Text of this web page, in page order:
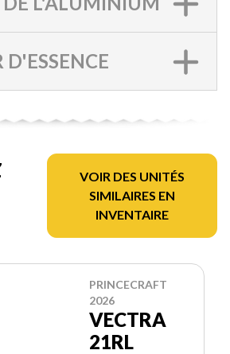
D'ESSENCE
VOIR DES UNITÉS
SIMILAIRES EN
INVENTAIRE
PRINCECRAFT
2026
VECTRA
21RL